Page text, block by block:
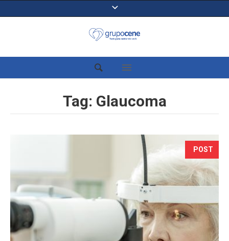
Tag: Glaucoma
POST